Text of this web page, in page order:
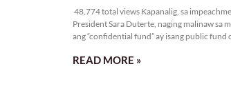
48,774 total views Kapanalig, sa
President Sara Duterte, naging malinaw sa
ang “confidential fund” ay isang public fund
READ MORE »